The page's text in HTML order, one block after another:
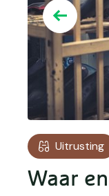
Uitrusting
Waar